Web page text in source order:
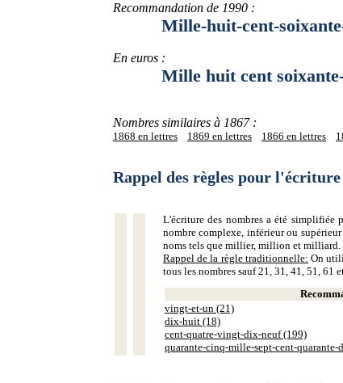
Recommandation de 1990 :
Mille-huit-cent-
En euros :
Mille huit cent soixante-
Nombres similaires à 1867 :
1868 en lettres 1869 en lettres 1866 en lettres
Rappel des règles pour
L'écriture des nombres a été simplifiée
nombre complexe, inférieur ou
noms tels que millier, million et milliard.
Rappel de la règle traditionnelle: On
tous les nombres sauf 21, 31, 41, 51, 61
vingt-et-un (21)
dix-huit (18)
cent-quatre-vingt-dix-neuf (199)
quarante-cinq-mille-sept-cent-quarante-